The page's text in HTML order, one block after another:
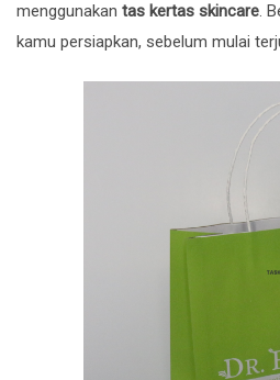
menggunakan tas kertas skincare.
kamu persiapkan, sebelum mulai